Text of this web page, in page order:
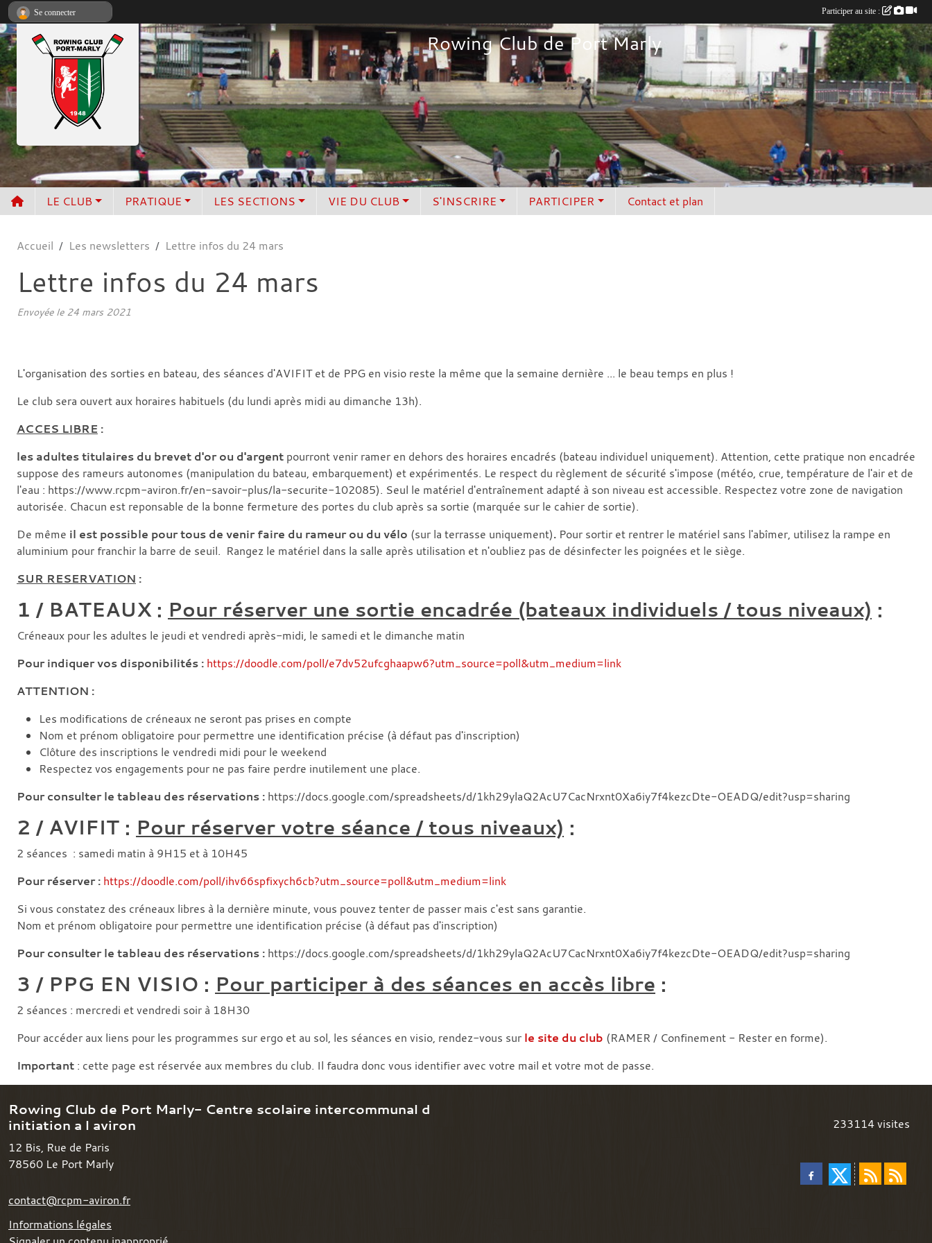
Rowing Club de Port Marly
LE CLUB PRATIQUE LES SECTIONS VIE DU CLUB S'INSCRIRE PARTICIPER Contact et plan
Accueil Les newsletters Lettre infos du 24 mars
Lettre infos du 24 mars
Envoyée le 24 mars 2021
L'organisation des sorties en bateau, des séances d'AVIFIT et de PPG en visio reste la même que la semaine dernière ... le beau temps en plus !
Le club sera ouvert aux horaires habituels (du lundi après midi au dimanche 13h).
ACCES LIBRE :
les adultes titulaires du brevet d'or ou d'argent pourront venir ramer en dehors des horaires encadrés (bateau individuel uniquement). Attention, cette pratique non encadrée
suppose des rameurs autonomes (manipulation du bateau, embarquement) et expérimentés. Le respect du règlement de sécurité s'impose (météo, crue, température de l'air et de
l'eau : https://www.rcpm-aviron.fr/en-savoir-plus/la-securite-102085). Seul le matériel d'entraînement adapté à son niveau est accessible. Respectez votre zone de navigation
autorisée. Chacun est reponsable de la bonne fermeture des portes du club après sa sortie (marquée sur le cahier de sortie).
De même il est possible pour tous de venir faire du rameur ou du vélo (sur la terrasse uniquement). Pour sortir et rentrer le matériel sans l'abîmer, utilisez la rampe en
aluminium pour franchir la barre de seuil. Rangez le matériel dans la salle après utilisation et n'oubliez pas de désinfecter les poignées et le siège.
SUR RESERVATION :
1 / BATEAUX : Pour réserver une sortie encadrée (bateaux individuels / tous niveaux) :
Créneaux pour les adultes le jeudi et vendredi après-midi, le samedi et le dimanche matin
Pour indiquer vos disponibilités : https://doodle.com/poll/e7dv52ufcghaapw6?utm_source=poll&utm_medium=link
ATTENTION :
Les modifications de créneaux ne seront pas prises en compte
Nom et prénom obligatoire pour permettre une identification précise (à défaut pas d'inscription)
Clôture des inscriptions le vendredi midi pour le weekend
Respectez vos engagements pour ne pas faire perdre inutilement une place.
Pour consulter le tableau des réservations : https://docs.google.com/spreadsheets/d/1kh29ylaQ2AcU7CacNrxnt0Xa6iy7f4kezcDte-OEADQ/edit?usp=sharing
2 / AVIFIT : Pour réserver votre séance / tous niveaux) :
2 séances : samedi matin à 9H15 et à 10H45
Pour réserver : https://doodle.com/poll/ihv66spfixych6cb?utm_source=poll&utm_medium=link
Si vous constatez des créneaux libres à la dernière minute, vous pouvez tenter de passer mais c'est sans garantie.
Nom et prénom obligatoire pour permettre une identification précise (à défaut pas d'inscription)
Pour consulter le tableau des réservations : https://docs.google.com/spreadsheets/d/1kh29ylaQ2AcU7CacNrxnt0Xa6iy7f4kezcDte-OEADQ/edit?usp=sharing
3 / PPG EN VISIO : Pour participer à des séances en accès libre :
2 séances : mercredi et vendredi soir à 18H30
Pour accéder aux liens pour les programmes sur ergo et au sol, les séances en visio, rendez-vous sur le site du club (RAMER / Confinement - Rester en forme).
Important : cette page est réservée aux membres du club. Il faudra donc vous identifier avec votre mail et votre mot de passe.
Rowing Club de Port Marly- Centre scolaire intercommunal d
initiation a l aviron
12 Bis, Rue de Paris
78560 Le Port Marly
contact@rcpm-aviron.fr
Informations légales
233114visites
Se connecter Participer au site :
Panneau de gestion des cookies